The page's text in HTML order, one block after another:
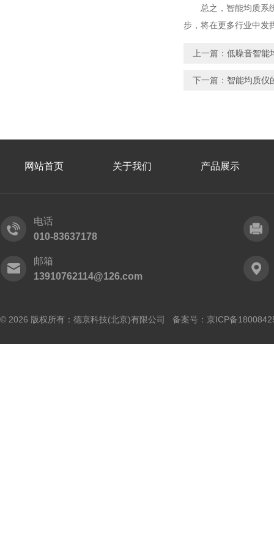
总之，智能均质系统
步，将在更多行业中发
上一篇： 低噪音智能
下一篇： 智能均质仪
网站首页 关于我们 产品展示
电话
010-83637178
邮箱
13910762114@126.com
© 2026 版权所有：德京科技(北京)有限公司 备案号： 京ICP备